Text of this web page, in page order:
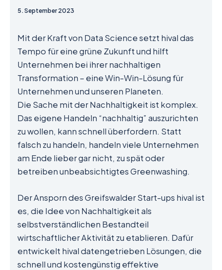
5. September 2023
Mit der Kraft von Data Science setzt hival das
Tempo für eine grüne Zukunft und hilft
Unternehmen bei ihrer nachhaltigen
Transformation – eine Win-Win-Lösung für
Unternehmen und unseren Planeten.
Die Sache mit der Nachhaltigkeit ist komplex.
Das eigene Handeln “nachhaltig” auszurichten
zu wollen, kann schnell überfordern. Statt
falsch zu handeln, handeln viele Unternehmen
am Ende lieber gar nicht, zu spät oder
betreiben unbeabsichtigtes Greenwashing.
Der Ansporn des Greifswalder Start-ups hival ist
es, die Idee von Nachhaltigkeit als
selbstverständlichen Bestandteil
wirtschaftlicher Aktivität zu etablieren. Dafür
entwickelt hival datengetrieben Lösungen, die
schnell und kostengünstig effektive